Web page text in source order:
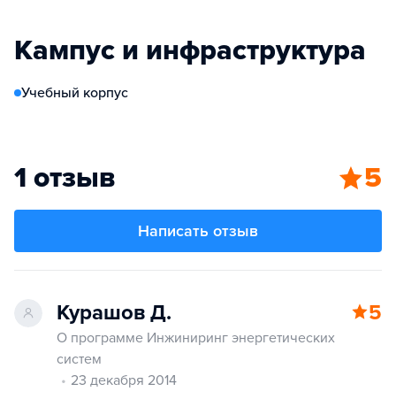
Кампус и инфраструктура
Учебный корпус
1 отзыв 5
Написать отзыв
Курашов Д. 5
О программе Инжиниринг энергетических
систем
23 декабря 2014